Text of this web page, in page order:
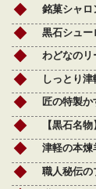
銘菓シャロ
黒石シュー
わどなのリ
しっとり津
匠の特製か
【黒石名
津軽の本煉
職人秘伝の